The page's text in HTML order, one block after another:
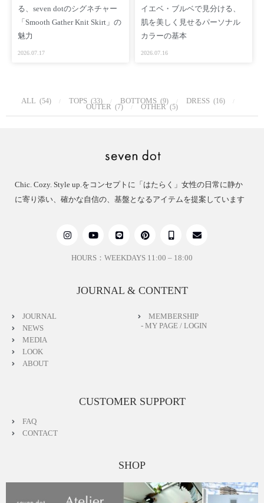
W Shape Gilet – PISTACHIO GREEN
https://www.seven-dot.com/items/71772288
2way Long Straight Skirt – PISTACHIO GREEN
フォローして入荷連絡やイベント情報を知ろう
App https://thebase.com/to_app?s=shop&shop_id=sev
endot-fashionstore-jp&follow=true
る、seven dotのシグネチャー
「Smooth Gather Knit Skirt」の
魅力
2026.07.17
イエベ・ブルベで見分ける、
肌を美しく見せるパーソナル
カラーの基本
2026.07.16
ALL (54) TOPS (33) BOTTOMS (9) DRESS (16)
OUTER (7) OTHER (5)
Chic. Cozy. Style up.をコンセプトに「はたらく」女性の日常に静か
に寄り添い、確かな自信の、基盤となるアイテムを提案しています
HOURS：WEEKDAYS 11:00 – 18:00
JOURNAL & CONTENT
JOURNAL
NEWS
MEDIA
LOOK
ABOUT
MEMBERSHIP
- MY PAGE / LOGIN
CUSTOMER SUPPORT
FAQ
CONTACT
SHOP